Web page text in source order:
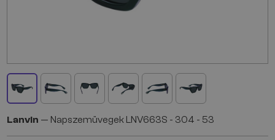
Lanvin — Napszemüvegek LNV663S - 304 - 53